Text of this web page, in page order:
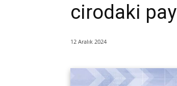
cirodaki
12 Aralık 2024